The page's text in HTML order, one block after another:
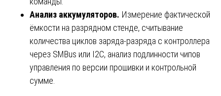
Анализ аккумуляторов. Измерение фактической
ёмкости на разрядном стенде, считывание
количества циклов заряда-разряда с контроллера
через SMBus или I2C, анализ подлинности чипов
управления по версии прошивки и контрольной
сумме.